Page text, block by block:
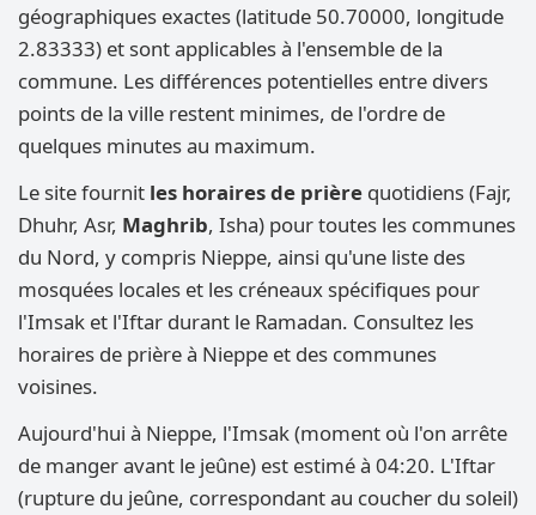
géographiques exactes (latitude 50.70000, longitude
2.83333) et sont applicables à l'ensemble de la
commune. Les différences potentielles entre divers
points de la ville restent minimes, de l'ordre de
quelques minutes au maximum.
Le site fournit les horaires de prière quotidiens (Fajr,
Dhuhr, Asr, Maghrib, Isha) pour toutes les communes
du Nord, y compris Nieppe, ainsi qu'une liste des
mosquées locales et les créneaux spécifiques pour
l'Imsak et l'Iftar durant le Ramadan. Consultez les
horaires de prière à Nieppe et des communes
voisines.
Aujourd'hui à Nieppe, l'Imsak (moment où l'on arrête
de manger avant le jeûne) est estimé à 04:20. L'Iftar
(rupture du jeûne, correspondant au coucher du soleil)